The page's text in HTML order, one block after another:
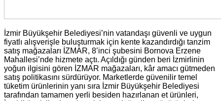
İzmir Büyükşehir Belediyesi’nin vatandaşı güvenli ve uygun
fiyatlı alışverişle buluşturmak için kente kazandırdığı tanzim
satış mağazaları İZMAR, 8’inci şubesini Bornova Erzene
Mahallesi’nde hizmete açtı. Açıldığı günden beri İzmirlinin
yoğun ilgisini gören İZMAR mağazaları, kâr amacı gütmeden
satış politikasını sürdürüyor. Marketlerde güvenilir temel
tüketim ürünlerinin yanı sıra İzmir Büyükşehir Belediyesi
tarafından tamamen yerli besiden hazırlanan et ürünleri,